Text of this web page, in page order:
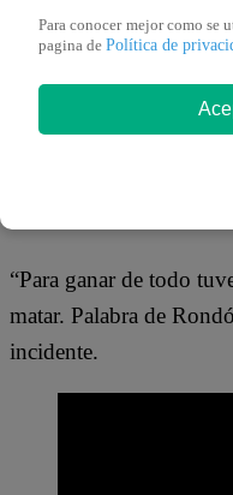
francés:
participantes, según
Es justamente
este manjar muy
“Para ganar de todo
matar. Palabra de
incidente.
Para conocer mejor como se
pagina de Política de